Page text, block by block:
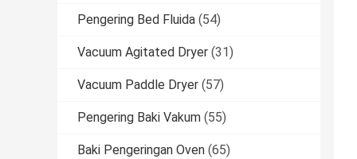
Pengering Bed Fluida (54)
Vacuum Agitated Dryer (31)
Vacuum Paddle Dryer (57)
Pengering Baki Vakum (55)
Baki Pengeringan Oven (65)